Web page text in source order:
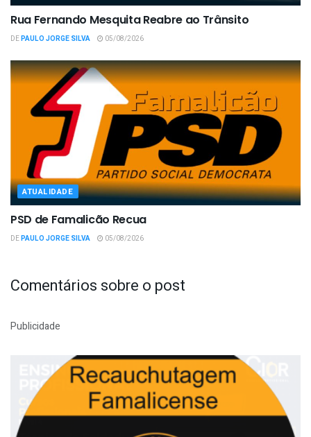
Rua Fernando Mesquita Reabre ao Trânsito
DEPAULO JORGE SILVA 05/08/2026
ATUALIDADE
PSD de Famalicão Recua
DEPAULO JORGE SILVA 05/08/2026
Comentários sobre o post
Publicidade